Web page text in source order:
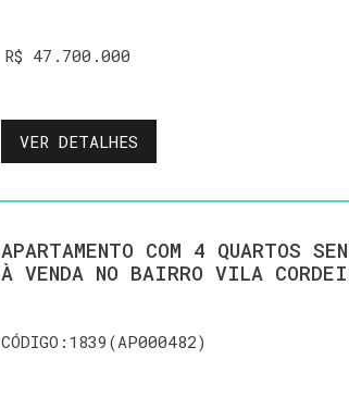
R$ 47.700.000
VER DETALHES
APARTAMENTO COM 4 QUARTOS
À VENDA NO BAIRRO VILA
1839 (AP000482)